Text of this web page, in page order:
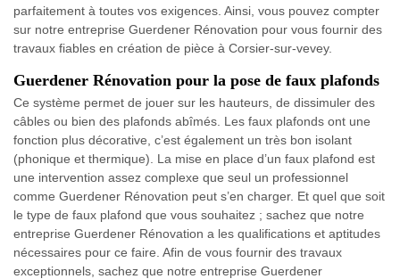
parfaitement à toutes vos exigences. Ainsi, vous pouvez compter
sur notre entreprise Guerdener Rénovation pour vous fournir des
travaux fiables en création de pièce à Corsier-sur-vevey.
Guerdener Rénovation pour la pose de faux plafonds
Ce système permet de jouer sur les hauteurs, de dissimuler des
câbles ou bien des plafonds abîmés. Les faux plafonds ont une
fonction plus décorative, c’est également un très bon isolant
(phonique et thermique). La mise en place d’un faux plafond est
une intervention assez complexe que seul un professionnel
comme Guerdener Rénovation peut s’en charger. Et quel que soit
le type de faux plafond que vous souhaitez ; sachez que notre
entreprise Guerdener Rénovation a les qualifications et aptitudes
nécessaires pour ce faire. Afin de vous fournir des travaux
exceptionnels, sachez que notre entreprise Guerdener